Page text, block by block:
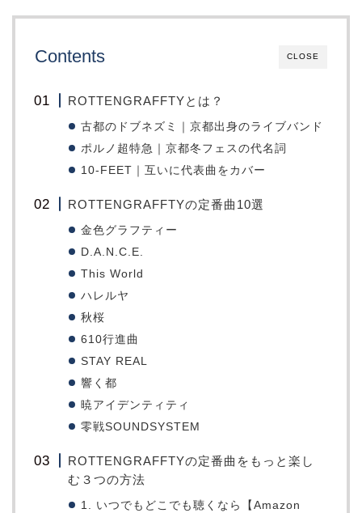
CLOSE
Contents
ROTTENGRAFFTYとは？
古都のドブネズミ｜京都出身のライブバンド
ポルノ超特急｜京都冬フェスの代名詞
10-FEET｜互いに代表曲をカバー
ROTTENGRAFFTYの定番曲10選
金色グラフティー
D.A.N.C.E.
This World
ハレルヤ
秋桜
610行進曲
STAY REAL
響く都
暁アイデンティティ
零戦SOUNDSYSTEM
ROTTENGRAFFTYの定番曲をもっと楽し
む３つの方法
1. いつでもどこでも聴くなら【Amazon